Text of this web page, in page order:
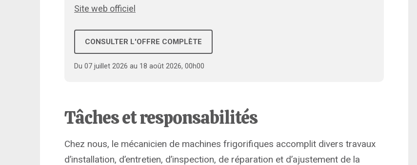
Site web officiel
CONSULTER L'OFFRE COMPLÈTE
Du 07 juillet 2026 au 18 août 2026, 00h00
Tâches et responsabilités
Chez nous, le mécanicien de machines frigorifiques accomplit divers travaux
d’installation, d’entretien, d’inspection, de réparation et d’ajustement de la